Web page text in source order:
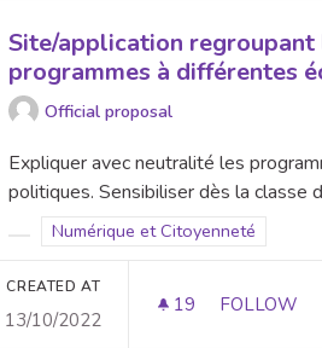
Site/application regroupant
programmes à différentes
Official proposal
Expliquer avec neutralité les
politiques. Sensibiliser dès la classe
Filter results for scope: Numérique
Numérique et Citoyenneté
CREATED AT
13/10/2022
19 19
FOLLOW